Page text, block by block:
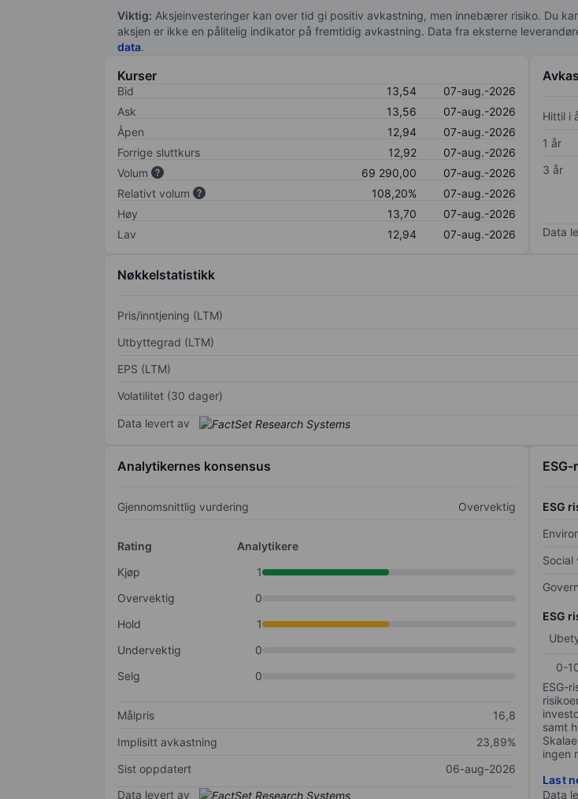
Viktig: Aksjeinvesteringer kan over tid gi positiv avkastning, men innebærer risiko. Du
aksjen er ikke en pålitelig indikator på fremtidig avkastning. Data fra eksterne
data.
Kurser
Bid 13,54
07-aug.-2026
Ask
13,56
07-aug.-2026
Åpen
12,94
07-aug.-2026
Forrige sluttkurs
12,92
07-aug.-2026
Volum
69 290,00
07-aug.-2026
Relativt volum
108,20%
07-aug.-2026
Høy
13,70
07-aug.-2026
Lav
12,94 07-aug.-2026
Hittil i
1 år
3 år
Data
Nøkkelstatistikk
Pris/inntjening (LTM)
Utbyttegrad (LTM)
EPS (LTM)
Volatilitet (30 dager)
Data levert av
Analytikernes konsensus
Gjennomsnittlig vurdering Overvektig
Rating
Analytikere
Kjøp
1
Overvektig
0
Hold
1
Undervektig
0
Selg
0
Målpris
16,8
Implisitt avkastning
23,89%
Sist oppdatert
06-aug-2026
Data levert av
ESG
Social
ESG
0-
ESG-
samt
ingen
Last
Data